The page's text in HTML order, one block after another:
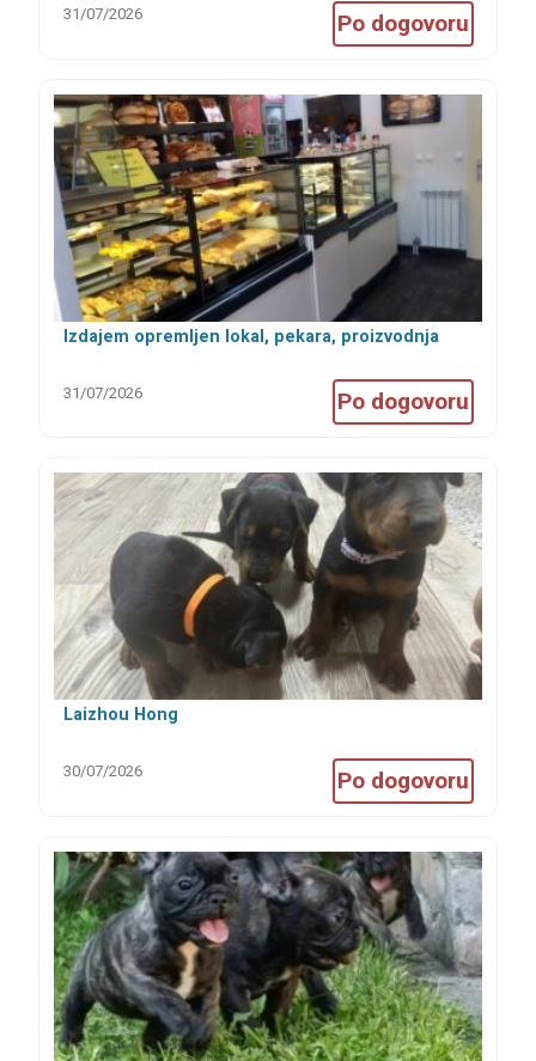
31/07/2026 Po dogovoru
Izdajem opremljen lokal, pekara, proizvodnja
31/07/2026 Po dogovoru
Laizhou Hong
30/07/2026 Po dogovoru